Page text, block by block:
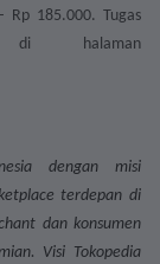
Rp 185.000. Tugas
halaman
dengan misi
terdepan di
dan konsumen
Visi Tokopedia